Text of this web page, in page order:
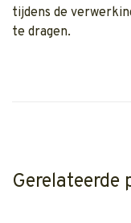
tijdens de
te dragen.
Gerelateerde